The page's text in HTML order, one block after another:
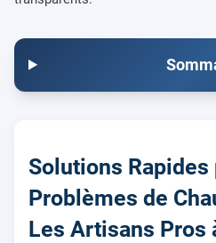
Solutions Rapides
Problèmes de
Les Artisans Pros